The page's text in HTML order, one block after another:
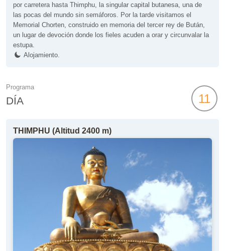
por carretera hasta Thimphu, la singular capital butanesa, una de
las pocas del mundo sin semáforos. Por la tarde visitamos el
Memorial Chorten, construido en memoria del tercer rey de Bután,
un lugar de devoción donde los fieles acuden a orar y circunvalar la
estupa.
Alojamiento.
Programa
DÍA 11
THIMPHU (Altitud 2400 m)